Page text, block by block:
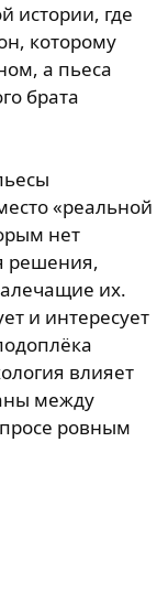
истории, где
которому
а пьеса
брата
«реальной
нет
решения,
их.
и интересует
влияет
между
ровным